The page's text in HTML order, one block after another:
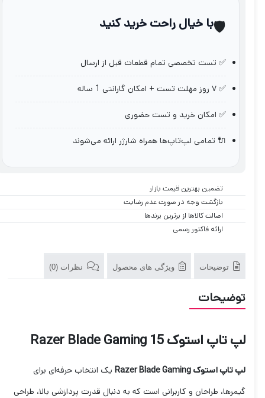
🛡️با خیال راحت خرید کنید
✅ تست تخصصی تمام قطعات قبل از ارسال
✅ ۷ روز مهلت تست + امکان گارانتی 1 ساله
✅ امکان خرید و تست حضوری
🔌 تمامی لپ‌تاپ‌ها همراه شارژر ارائه می‌شوند
تضمین بهترین قیمت بازار
بازگشت وجه در صورت عدم رضایت
اصالت کالاها از برترین برندها
ارائه فاکتور رسمی
توضیحات ویژگی های محصول نظرات (0)
توضیحات
لپ تاپ استوک Razer Blade Gaming 15
لپ تاپ استوک Razer Blade Gaming
یک انتخاب حرفه‌ای برای
گیمرها، طراحان و کاربرانی است که به دنبال قدرت پردازشی بالا، طراحی